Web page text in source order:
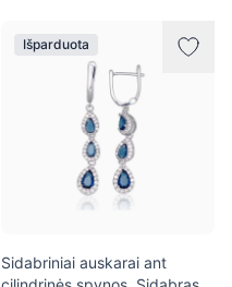
Išparduota
Sidabriniai auskarai ant